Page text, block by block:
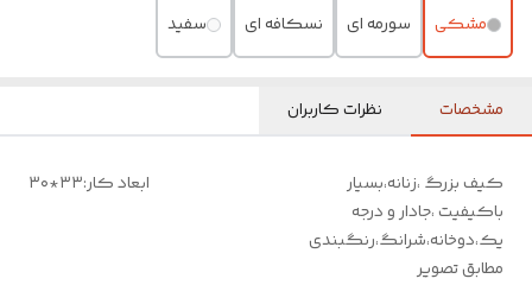
مشکی سورمه ای نسکافه ای سفید
مشخصات نظرات کاربران
کیف بزرگ ،زنانه،بسیار
باکیفیت ،جادار و درجه
یک،دوخانه،شرانگ،رنگبندی
مطابق تصویر
ابعاد کار:۳۳*۳۰